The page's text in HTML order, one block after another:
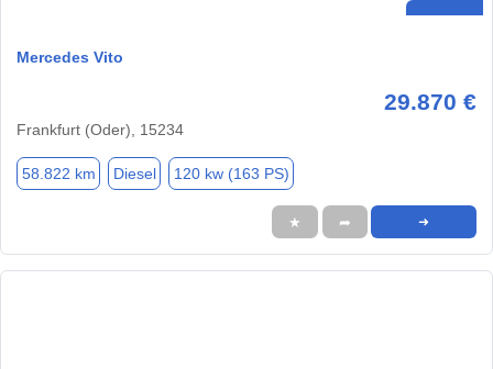
Mercedes Vito
29.870 €
Frankfurt (Oder), 15234
58.822 km Diesel 120 kw (163 PS)
★ ➦ ➜